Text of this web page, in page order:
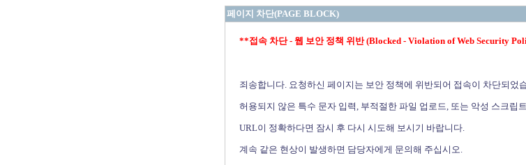
페이지 차단(PAGE BLOCK)
**접속 차단 - 웹 보안 정책 위반 (Blocked - Violation of Web Security
죄송합니다. 요청하신 페이지는 보안 정책에 위반되어 접속이 차단되었
허용되지 않은 특수 문자 입력, 부적절한 파일 업로드, 또는 악성 스크립
URL이 정확하다면 잠시 후 다시 시도해 보시기 바랍니다.
계속 같은 현상이 발생하면 담당자에게 문의해 주십시오.